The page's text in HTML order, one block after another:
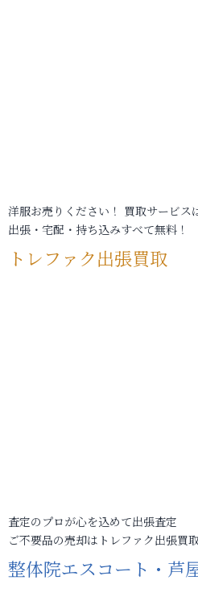
洋服お売りください！ 買取サービス
出張・宅配・持ち込みすべて無料！
トレファク出張買取
査定のプロが心を込めて出張査定
ご不要品の売却はトレファク出張買
整体院エスコート・芦